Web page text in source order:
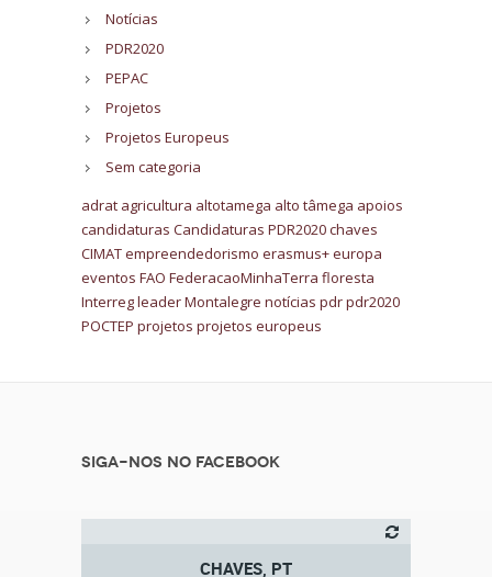
Notícias
PDR2020
PEPAC
Projetos
Projetos Europeus
Sem categoria
adrat agricultura altotamega alto tâmega apoios
candidaturas Candidaturas PDR2020chaves
CIMATempreendedorismo erasmus+europa
eventos FAO FederacaoMinhaTerra floresta
InterregleaderMontalegre notícias pdrpdr2020
POCTEP projetos projetos europeus
Siga-nos no Facebook
CHAVES, PT